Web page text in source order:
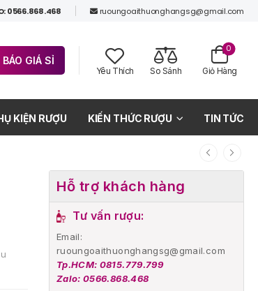
0566.868.468 ruoungoaithuonghangsg@gmail.com
BÁO GIÁ SỈ
Yêu Thích So Sánh Giỏ Hàng
0
KIỆN RƯỢU KIẾN THỨC RƯỢU TIN TỨC
Hỗ trợ khách hàng
Tư vấn rượu:
Email:
ruoungoaithuonghangsg@gmail.com
Tp.HCM: 0815.779.799
Zalo: 0566.868.468